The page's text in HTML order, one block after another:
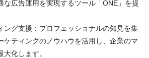
な広告運用を実現するツール「ONE」を提
ング支援：プロフェッショナルの知見を集
ケティングのノウハウを活用し、企業のマ
化します。